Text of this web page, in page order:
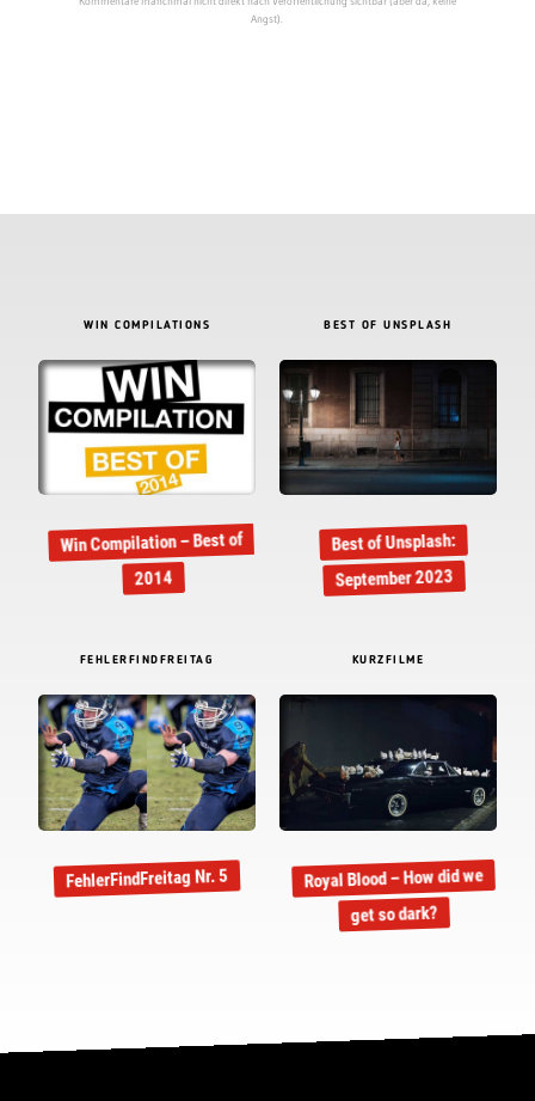
Angst).
WIN COMPILATIONS
Win Compilation – Best of
2014
BEST OF UNSPLASH
Best of Unsplash:
September 2023
FEHLERFINDFREITAG
FehlerFindFreitag Nr. 5
KURZFILME
Royal Blood – How did we
get so dark?